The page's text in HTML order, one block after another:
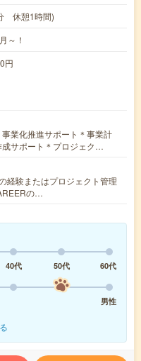
休憩1時間)
～！
円
業化推進サポート＊事業計
サポート＊プロジェク…
経験またはプロジェクト管理
の…
40代 50代
60代
男性